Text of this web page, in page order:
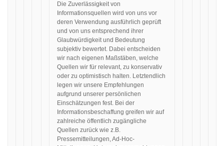
Die Zuverlässigkeit von
Informationsquellen wird von uns vor
deren Verwendung ausführlich geprüft
und von uns entsprechend ihrer
Glaubwürdigkeit und Bedeutung
subjektiv bewertet. Dabei entscheiden
wir nach eigenen Maßstäben, welche
Quellen wir für relevant, zu konservativ
oder zu optimistisch halten. Letztendlich
legen wir unsere Empfehlungen
aufgrund unserer persönlichen
Einschätzungen fest. Bei der
Informationsbeschaffung greifen wir auf
zahlreiche öffentlich zugängliche
Quellen zurück wie z.B.
Pressemitteilungen, Ad-Hoc-